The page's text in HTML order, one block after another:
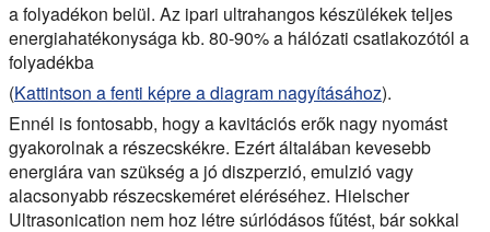
a folyadékon belül. Az ipari ultrahangos készülékek teljes
energiahatékonysága kb. 80-90% a hálózati csatlakozótól a
folyadékba
(Kattintson a fenti képre a diagram nagyításához).
Ennél is fontosabb, hogy a kavitációs erők nagy nyomást
gyakorolnak a részecskékre. Ezért általában kevesebb
energiára van szükség a jó diszperzió, emulzió vagy
alacsonyabb részecskeméret eléréséhez. Hielscher
Ultrasonication nem hoz létre súrlódásos fűtést, bár sokkal